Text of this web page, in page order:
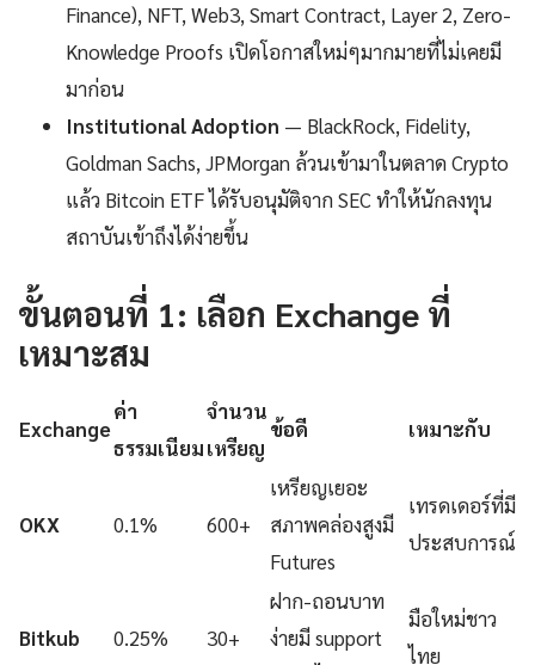
Finance), NFT, Web3, Smart Contract, Layer 2, Zero-
Knowledge Proofs เปิดโอกาสใหม่ๆมากมายที่ไม่เคยมี
มาก่อน
Institutional Adoption — BlackRock, Fidelity,
Goldman Sachs, JPMorgan ล้วนเข้ามาในตลาด Crypto
แล้ว Bitcoin ETF ได้รับอนุมัติจาก SEC ทำให้นักลงทุน
สถาบันเข้าถึงได้ง่ายขึ้น
ขั้นตอนที่ 1: เลือก Exchange ที่
เหมาะสม
Exchange
ค่า
ธรรมเนียม
จำนวน
เหรียญ
ข้อดี เหมาะกับ
OKX 0.1% 600+
เหรียญเยอะ
สภาพคล่องสูงมี
Futures
เทรดเดอร์ที่มี
ประสบการณ์
Bitkub 0.25% 30+
ฝาก-ถอนบาท
ง่ายมี support
มือใหม่ชาว
ไทย